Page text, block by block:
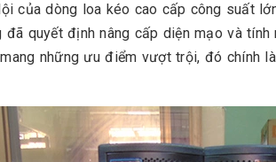
của dòng loa kéo cao cấp công suất
đã quyết định nâng cấp diện mạo và
những ưu điểm vượt trội, đó chính